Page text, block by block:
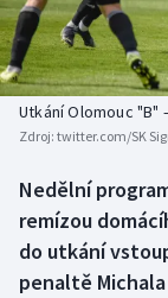
Basketbal
Biatlon
Boby a skeleton
Box
Curling
Historické
Aplikace ČT
AZ kvíz
Utkání Olomouc "B"
Zdroj: twitter.com/SK
Nedělní
remízou
do utkání
penaltě